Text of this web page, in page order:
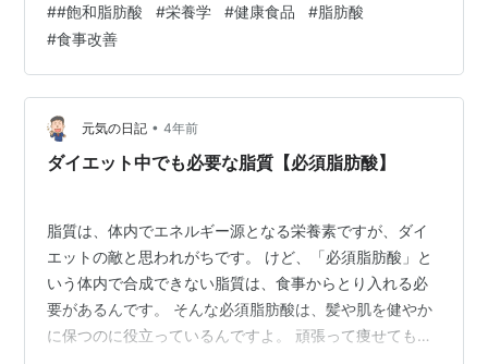
肪酸を控えるポイント1・お肉は脂身・皮を控える 飽和脂
肪酸を控えるポイント2・牛乳やヨーグルトは低・無脂
肪、豆乳に 飽和脂肪酸を控えるポイント3・バターの代
わりにオリーブ油に 飽和脂肪酸を控えるポイント4・パ
ンはシンプルなものを 飽和脂肪酸を控えるポイント5・
お肉料理の次はお魚料理をメ…
##飽和脂肪酸 #栄養学 #健康食品 #脂肪酸
#食事改善
元気の日記 • 4年前
ダイエット中でも必要な脂質【必須脂肪酸】
脂質は、体内でエネルギー源となる栄養素ですが、ダイ
エットの敵と思われがちです。 けど、「必須脂肪酸」と
いう体内で合成できない脂質は、食事からとり入れる必
要があるんです。 そんな必須脂肪酸は、髪や肌を健やか
に保つのに役立っているんですよ。 頑張って痩せても、